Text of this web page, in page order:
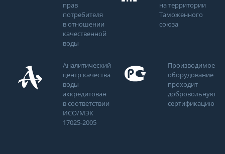
прав
потребителя
в отношении
качественной
воды
на территории
Таможенного
союза
Аналитический
центр качества
воды
аккредитован
в соответствии
ИСО/МЭК
17025-2005
Производимое
оборудование
проходит
добровольную
сертификацию